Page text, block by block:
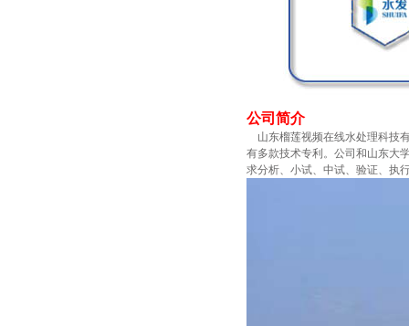
公司简介
山东榴莲视频在线水处理科技有限
有多款技术专利。公司和山东大
求分析、小试、中试、验证